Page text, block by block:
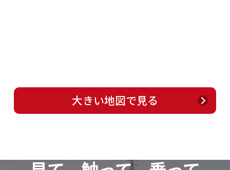
大きい地図で見る